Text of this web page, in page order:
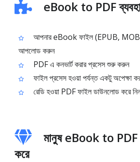
eBook to PDF
আপনার eBook ফাইল (EPUB,
আপলোড করুন
PDF এ কনভার্ট করার প্রসেস শুরু করুন
ফাইল প্রসেস হওয়া পর্যন্ত একটু অপেক্ষা
রেডি হওয়া PDF ফাইল ডাউনলোড করে
মানুষ eBook to PDF
করে